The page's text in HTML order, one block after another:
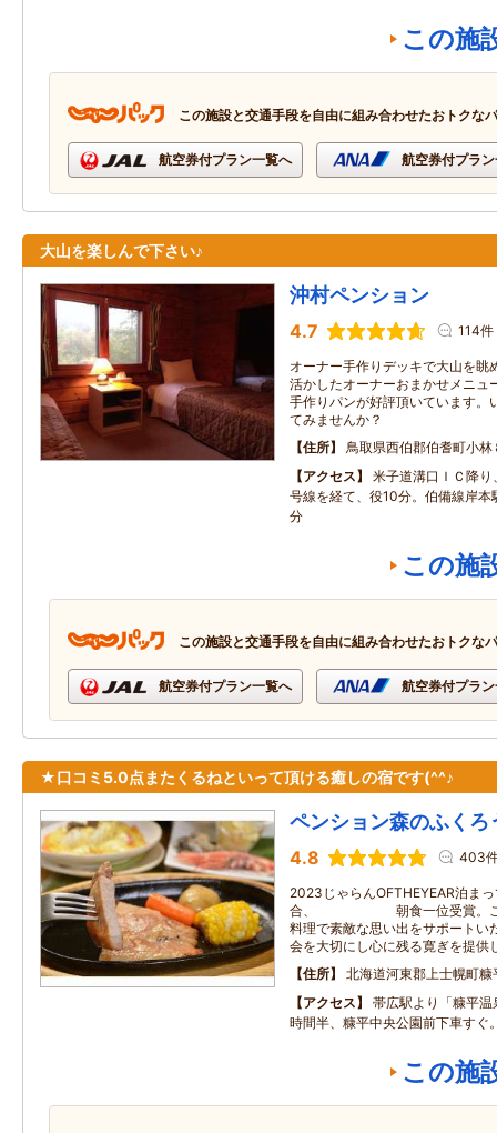
この施
この施設と交通手段を自由に組み合わせたおトクな
航空券付プラン一覧へ 航空券付プラ
大山を楽しんで下さい♪
沖村ペンション
4.7 114件
オーナー手作りデッキで大山を眺
活かしたオーナーおまかせメニュ
手作りパンが好評頂いています。
てみませんか？
住所
鳥取県西伯郡伯耆町小林
アクセス
米子道溝口ＩＣ降
号線を経て、役10分。伯備線岸本
分
この施
この施設と交通手段を自由に組み合わせたおトクな
航空券付プラン一覧へ 航空券付プラ
★口コミ5.0点またくるねといって頂ける癒しの宿です(^^♪
ペンション森のふくろ
4.8 403
2023じゃらんOFTHEYEAR泊ま
合、 朝食一位受賞。これ
料理で素敵な思い出をサポートい
会を大切にし心に残る寛ぎを提供
住所
北海道河東郡上士幌町糠
アクセス
帯広駅より「糠平
時間半、糠平中央公園前下車すぐ
この施